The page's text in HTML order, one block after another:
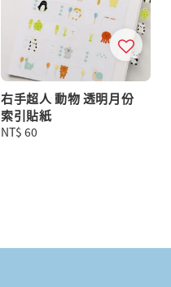
右手超人 動物 透明月份
索引貼紙
Regular
NT$ 60